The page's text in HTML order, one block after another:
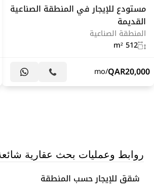
مستودع للإيجار في المنطقة الصناعية
القديمة
المنطقة الصناعية
512 m²
20,000
QAR
/mo
روابط وعمليات بحث عقارية
شقق للإيجار حسب المنطقة